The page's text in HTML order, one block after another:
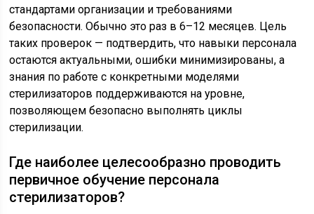
стандартами организации и требованиями
безопасности. Обычно это раз в 6–12 месяцев. Цель
таких проверок — подтвердить, что навыки персонала
остаются актуальными, ошибки минимизированы, а
знания по работе с конкретными моделями
стерилизаторов поддерживаются на уровне,
позволяющем безопасно выполнять циклы
стерилизации.
Где наиболее целесообразно проводить
первичное обучение персонала
стерилизаторов?